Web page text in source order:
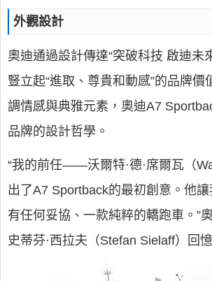
外觀設計
奧迪通過設計傳達“突破科技 啟迪未
豎立起“進取、尊貴和動感”的品牌價
調情感與典雅元素，奧迪A7
品牌的設計哲學。
“我的前任——沃爾特·德·席爾瓦（
出了A7 Sportback的最初創意。他
有任何妥協、一款純粹的轎跑車。”
史蒂芬·西拉夫（Stefan Sielaff）回